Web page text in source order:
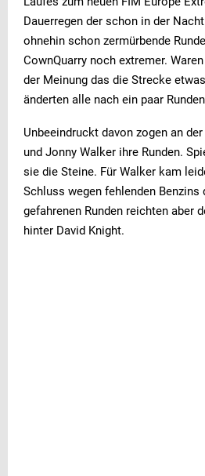
Dauerregen der schon in der
ohnehin schon zermürbende
CownQuarry noch extremer.
der Meinung das die Strecke
änderten alle nach ein paar
Unbeeindruckt davon zogen an
und Jonny Walker ihre Runden.
sie die Steine. Für Walker kam
Schluss wegen fehlenden Benzins
gefahrenen Runden reichten aber
hinter David Knight.